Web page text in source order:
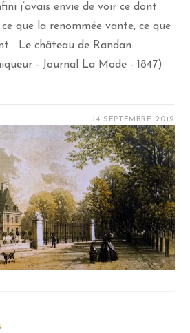
j’avais envie de voir ce dont
que la renommée vante, ce que
Le château de Randan.
- Journal La Mode - 1847)
14 SEPTEMBRE 2019